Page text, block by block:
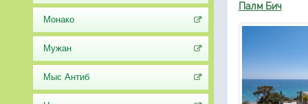
Монако
Мужан
Мыс Антиб
Палм Бич